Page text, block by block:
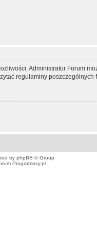
Administrator Forum
regulaminy poszczególnych
by phpBB © Group
Programosy.pl